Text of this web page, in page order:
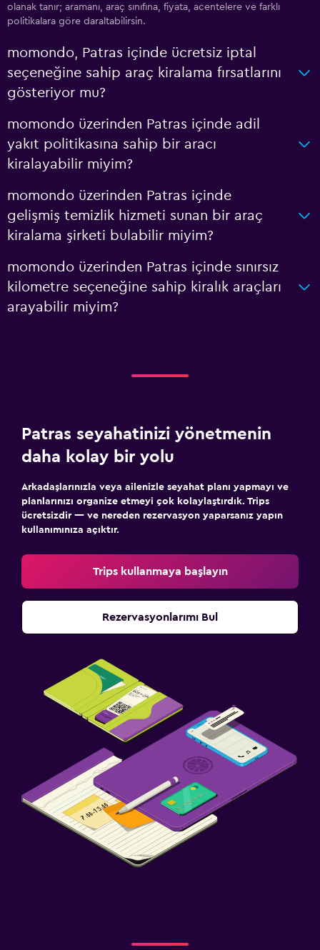
olanak tanır; aramanı, araç sınıfına, fiyata, acentelere ve farklı
politikalara göre daraltabilirsin.
momondo, Patras içinde ücretsiz iptal
seçeneğine sahip araç kiralama fırsatlarını
gösteriyor mu?
momondo üzerinden Patras içinde adil
yakıt politikasına sahip bir aracı
kiralayabilir miyim?
momondo üzerinden Patras içinde
gelişmiş temizlik hizmeti sunan bir araç
kiralama şirketi bulabilir miyim?
momondo üzerinden Patras içinde sınırsız
kilometre seçeneğine sahip kiralık araçları
arayabilir miyim?
Patras seyahatinizi yönetmenin
daha kolay bir yolu
Arkadaşlarınızla veya ailenizle seyahat planı yapmayı ve
planlarınızı organize etmeyi çok kolaylaştırdık. Trips
ücretsizdir — ve nereden rezervasyon yaparsanız yapın
kullanımınıza açıktır.
Trips kullanmaya başlayın
Rezervasyonlarımı Bul